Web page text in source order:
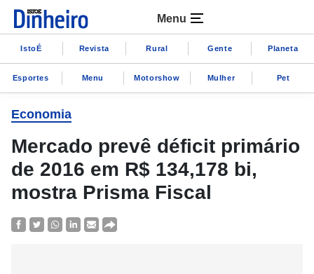
Menu
IstoÉ Revista Rural Gente Planeta
Esportes Menu Motorshow Mulher Pet
Economia
Mercado prevê déficit primário
de 2016 em R$ 134,178 bi,
mostra Prisma Fiscal